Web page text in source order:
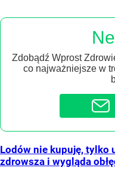
Zdobądź Wprost
co najważniejsze w
Lodów nie kupuję, tylko
zdrowsza i wygląda